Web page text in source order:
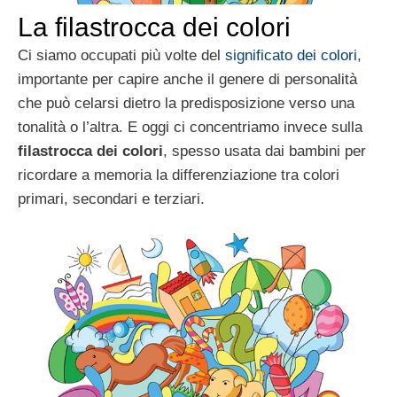
La filastrocca dei colori
Ci siamo occupati più volte del significato dei colori,
importante per capire anche il genere di personalità
che può celarsi dietro la predisposizione verso una
tonalità o l’altra. E oggi ci concentriamo invece sulla
filastrocca dei colori, spesso usata dai bambini per
ricordare a memoria la differenziazione tra colori
primari, secondari e terziari.